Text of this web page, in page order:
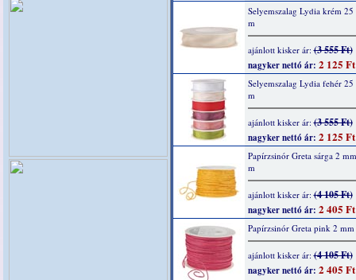
Selyemszalag Lydia krém
m
ajánlott kisker ár:(3 555 Ft)
nagyker nettó ár: 2 125 Ft
Selyemszalag Lydia fehér
m
ajánlott kisker ár:(3 555 Ft)
nagyker nettó ár: 2 125 Ft
Papírzsinór Greta sárga 2
m
ajánlott kisker ár:(4 105 Ft)
nagyker nettó ár: 2 405 Ft
Papírzsinór Greta pink 2
ajánlott kisker ár:(4 105 Ft)
nagyker nettó ár: 2 405 Ft